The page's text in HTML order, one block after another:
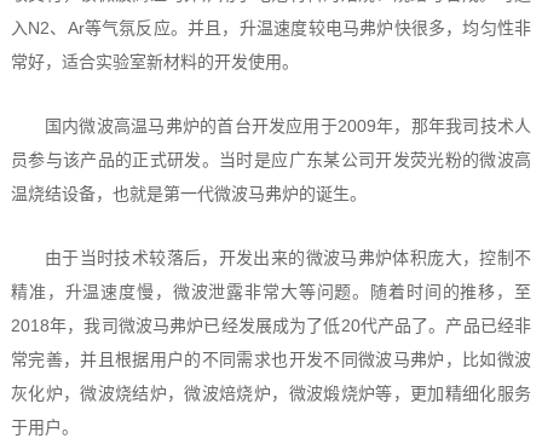
入N2、Ar等气氛反应。并且，升温速度较电马弗炉快很多，均匀性非
常好，适合实验室新材料的开发使用。
国内微波高温马弗炉的首台开发应用于2009年，那年我司技术人
员参与该产品的正式研发。当时是应广东某公司开发荧光粉的微波高
温烧结设备，也就是第一代微波马弗炉的诞生。
由于当时技术较落后，开发出来的微波马弗炉体积庞大，控制不
精准，升温速度慢，微波泄露非常大等问题。随着时间的推移，至
2018年，我司微波马弗炉已经发展成为了低20代产品了。产品已经非
常完善，并且根据用户的不同需求也开发不同微波马弗炉，比如微波
灰化炉，微波烧结炉，微波焙烧炉，微波煅烧炉等，更加精细化服务
于用户。